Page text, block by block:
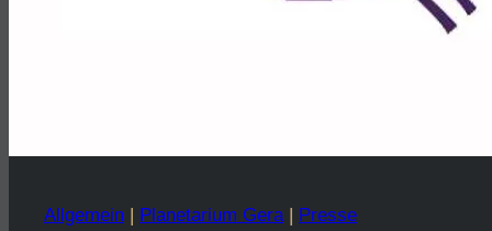
Allgemein | Planetarium Gera | Presse